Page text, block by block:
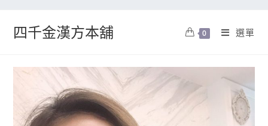
四千金漢方本舖 0 選單